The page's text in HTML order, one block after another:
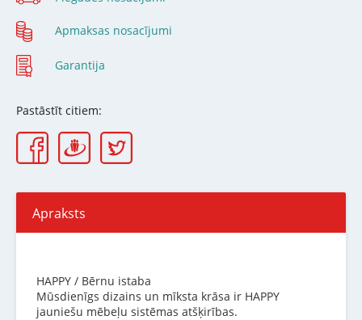
Apmaksas nosacījumi
Garantija
Pastāstīt citiem:
Apraksts
HAPPY / Bērnu istaba
Mūsdienīgs dizains un mīksta krāsa ir HAPPY
jauniešu mēbeļu sistēmas atšķirības.